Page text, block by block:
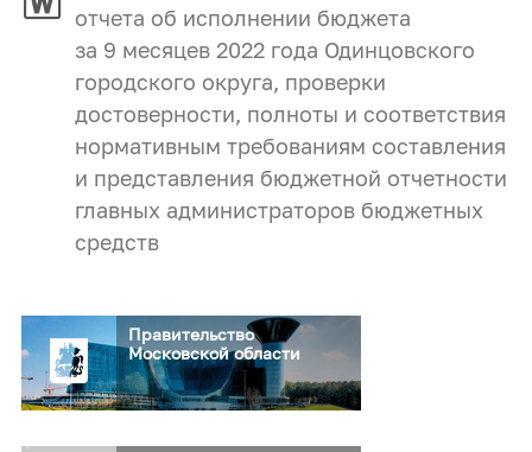
отчета об исполнении бюджета
за 9 месяцев 2022 года Одинцовского
городского округа, проверки
достоверности, полноты и соответствия
нормативным требованиям составления
и представления бюджетной отчетности
главных администраторов бюджетных
средств
Правительство
Московской области